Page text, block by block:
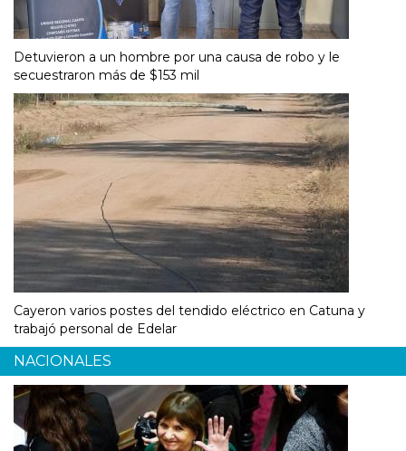
Detuvieron a un hombre por una causa de robo y le
secuestraron más de $153 mil
Cayeron varios postes del tendido eléctrico en Catuna y
trabajó personal de Edelar
NACIONALES